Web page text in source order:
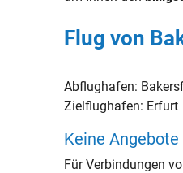
Flug von
Abflughafen:
Zielflughafen: Erfurt
Keine
Für Verbindungen